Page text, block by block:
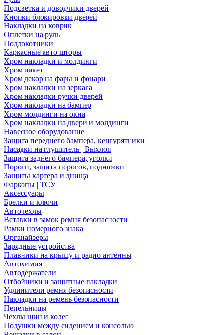
Подсветка и доводчики дверей
Кнопки блокировки дверей
Накладки на коврик
Оплетки на руль
Подлокотники
Каркасные авто шторы
Хром накладки и молдинги
Хром пакет
Хром декор на фары и фонари
Хром накладки на зеркала
Хром накладки ручки дверей
Хром накладки на бампер
Хром молдинги на окна
Хром накладки на двери и молдинги
Навесное оборудование
Защита переднего бампера, кенгурятники
Насадки на глушитель | Выхлоп
Защита заднего бампера, уголки
Пороги, защита порогов, подножки
Защиты картера и днища
Фаркопы | ТСУ
Аксессуары
Брелки и ключи
Авточехлы
Вставки в замок ремня безопасности
Рамки номерного знака
Органайзеры
Зарядные устройства
Плавники на крышу и радио антенны
Автохимия
Автодержатели
Отбойники и защитные накладки
Удлинители ремня безопасности
Накладки на ремень безопасности
Пепельницы
Чехлы шин и колес
Подушки между сидением и консолью